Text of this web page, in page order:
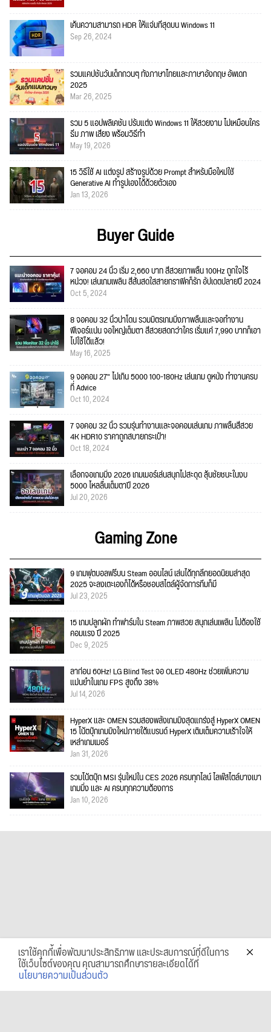
เค้นความสามารถ HDR ให้แจ่มที่สุดบน Windows 11
Sep 26, 2024
รวมแคปชั่นวันเด็กกวนๆ ทั้งภาษาไทยและภาษาอังกฤษ อัพเดท
2025
Mar 26, 2025
รวม 5 แอปพลิเคชัน ปรับแต่ง Windows 11 ให้สวยงาม ไม่เหมือนใคร
ธีม ภาพ เสียง พร้อมวิธีทำ
May 19, 2026
15 วิธีใช้ AI แต่งรูป สร้างรูปด้วย Prompt สำหรับมือใหม่ใช้
Generative AI ทำรูปเองได้ด้วยตัวเอง
Jan 13, 2026
Buyer Guide
7 จอคอม 24 นิ้ว เริ่ม 2,660 บาท สีสวยภาพลื่น 100Hz ถูกใจไร้
หน่วง! เล่นเกมเพลิน สีสันสดใสสายกราฟิคก็รัก อัปเดตปลายปี 2024
Oct 5, 2024
8 จอคอม 32 นิ้วน่าโดน รวมมิตรเกมมิ่งภาพลื่นและจอทำงาน
ฟีเจอร์แน่น จอใหญ่เต็มตา สีสวยสดกว่าใคร เริ่มแค่ 7,990 บาทก็เอา
ไปใช้ได้แล้ว!
May 16, 2025
9 จอคอม 27" ไม่เกิน 5000 100-180Hz เล่นเกม ดูหนัง ทำงานครบ
ที่ Advice
Oct 10, 2024
7 จอคอม 32 นิ้ว รวมรุ่นทำงานและจอคอมเล่นเกม ภาพลื่นสีสวย
4K HDR10 ราคาถูกสบายกระเป๋า!
Oct 18, 2024
เลือกจอเกมมิ่ง 2026 เกมเมอร์เล่นสนุกไม่สะดุด ลุ้นชัยชนะในงบ
5000 ไหลลื่นเต็มตาปี 2026
Jul 20, 2026
Gaming Zone
9 เกมฟุตบอลฟรีบน Steam ออนไลน์ เล่นได้ทุกลีกยอดนิยมล่าสุด
2025 จะลงเตะเองก็ได้หรือชอบสไตล์ผู้จัดการทีมก็มี
Jul 23, 2025
15 เกมปลูกผัก ทำฟาร์มใน Steam ภาพสวย สนุกเล่นเพลิน ไม่ต้องใช้
คอมแรง ปี 2025
Dec 9, 2025
ลาก่อน 60Hz! LG Blind Test จอ OLED 480Hz ช่วยเพิ่มความ
แม่นยำในเกม FPS สูงถึง 38%
Jul 14, 2026
HyperX และ OMEN รวมสองพลังเกมมิงสุดแกร่งสู่ HyperX OMEN
15 โน้ตบุ๊กเกมมิงใหม่ภายใต้แบรนด์ HyperX เติมเต็มความเร้าใจให้
เหล่าเกมเมอร์
Jan 31, 2026
รวมโน้ตบุ๊ก MSI รุ่นใหม่ใน CES 2026 ครบทุกไลน์ ไลฟ์สไตล์บางเบา
เกมมิ่ง และ AI ครบทุกความต้องการ
Jan 10, 2026
เราใช้คุกกี้เพื่อพัฒนาประสิทธิภาพ และประสบการณ์ที่ดีในการ
ใช้เว็บไซต์ของคุณ คุณสามารถศึกษารายละเอียดได้ที่
นโยบายความเป็นส่วนตัว